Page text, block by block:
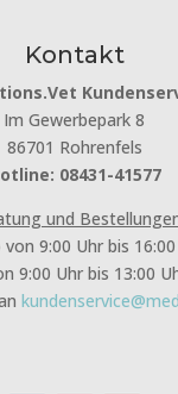
Kontakt
Im Gewerbepark 8
86701 Rohrenfels
08431-41577
und
9:00 Uhr bis
9:00 Uhr bis 13:00